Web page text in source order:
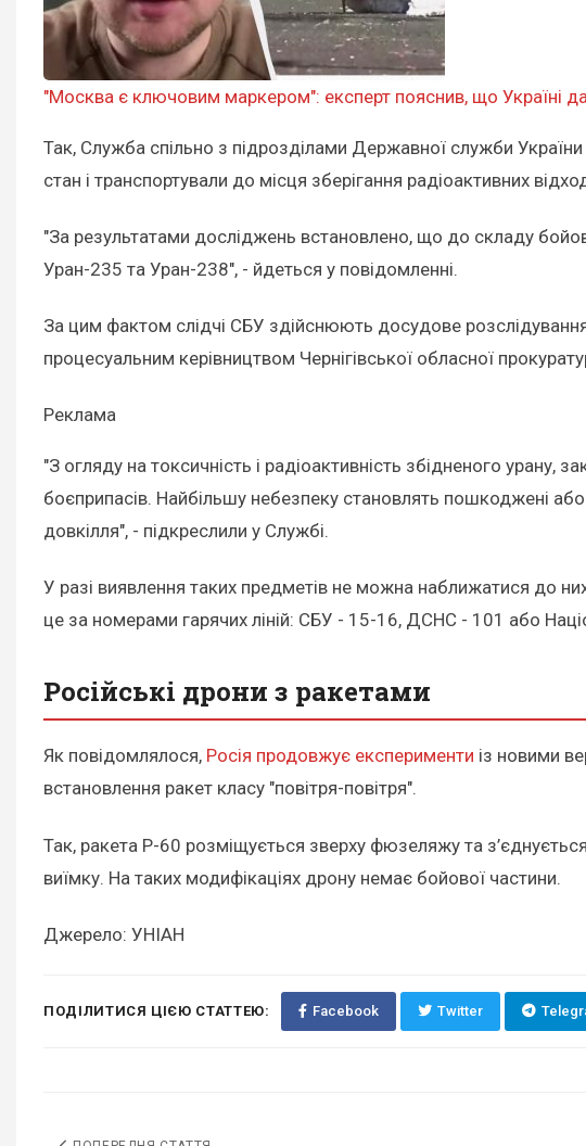
"Москва є ключовим маркером": експерт пояснив, що Україні
Так, Служба спільно з підрозділами Державної служби
стан і транспортували до місця зберігання радіоактивних
"За результатами досліджень встановлено, що до складу
Уран-235 та Уран-238", - йдеться у повідомленні.
За цим фактом слідчі СБУ здійснюють досудове
процесуальним керівництвом Чернігівської обласної
Реклама
"З огляду на токсичність і радіоактивність збідненого
боєприпасів. Найбільшу небезпеку становлять пошкоджені
довкілля", - підкреслили у Службі.
У разі виявлення таких предметів не можна наближатися до
це за номерами гарячих ліній: СБУ - 15-16, ДСНС - 101 або
Російські дрони з ракетами
Як повідомлялося, Росія продовжує експерименти із новими
встановлення ракет класу "повітря-повітря".
Так, ракета Р-60 розміщується зверху фюзеляжу та
виїмку. На таких модифікаціях дрону немає бойової частини.
Джерело: УНІАН
ПОДІЛИТИСЯ ЦІЄЮ СТАТТЕЮ: Facebook Twitter